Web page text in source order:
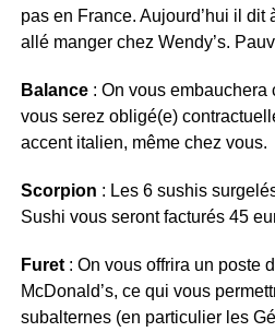
pas en France. Aujourd’hui il dit
allé manger chez Wendy’s.
Balance: On vous embauchera
vous serez obligé(e)
accent italien, même chez vous.
Scorpion : Les 6 sushis
Sushi vous seront facturés 45
Furet: On vous offrira un poste
McDonald’s, ce qui vous
subalternes (en particulier les